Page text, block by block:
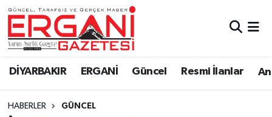
DİYARBAKIR ERGANİ Güncel Resmi İlanlar
HABERLER GÜNCEL
DİYARBAKIR
BİSMİL
BAĞLAR
ERGANİ
Güncel
Ergani Nöbetçi Eczaneler
Ergani Hava Durumu
Ergani Trafik Yoğunluk Haritası